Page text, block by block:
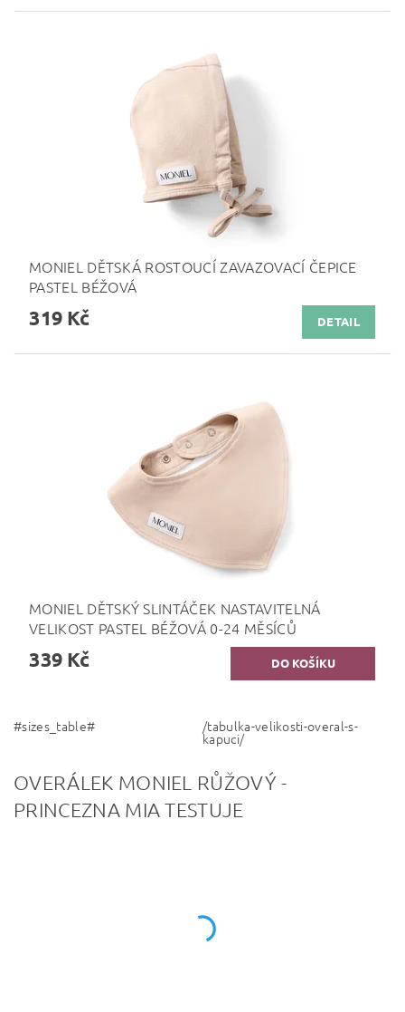
MONIEL DĚTSKÁ ROSTOUCÍ ZAVAZOVACÍ ČEPICE
PASTEL BÉŽOVÁ
319 Kč DETAIL
MONIEL DĚTSKÝ SLINTÁČEK NASTAVITELNÁ
VELIKOST PASTEL BÉŽOVÁ 0-24 MĚSÍCŮ
339 Kč
#sizes_table# /tabulka-velikosti-overal-s-
kapuci/
OVERÁLEK MONIEL RŮŽOVÝ -
PRINCEZNA MIA TESTUJE